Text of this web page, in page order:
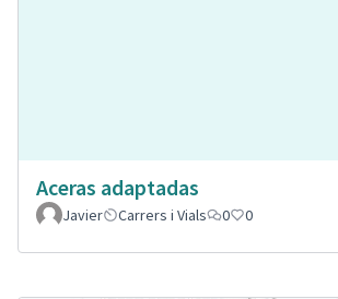
Aceras adaptadas
Javier
Carrers i Vials 0 0